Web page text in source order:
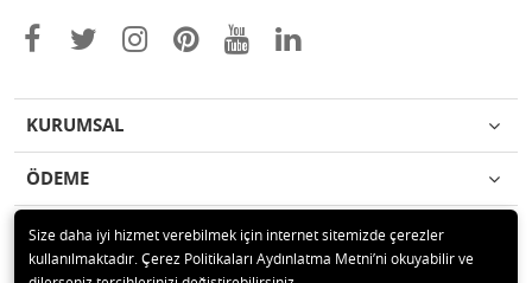
KURUMSAL
ÖDEME
İLETİŞİM
Size daha iyi hizmet verebilmek için internet sitemizde çerezler
kullanılmaktadır. Çerez Politikaları Aydınlatma Metni’ni okuyabilir ve